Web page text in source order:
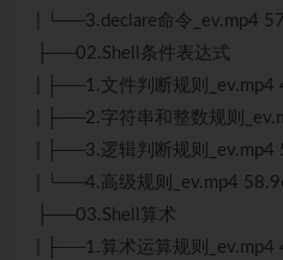
| └──3.declare命令_ev.mp4
├──02.Shell条件表达式
| ├──1.文件判断规则_ev.mp4
| ├──2.字符串和整数规则
| ├──3.逻辑判断规则_ev.mp4
| └──4.高级规则_ev.mp4
├──03.Shell算术
| ├──1.算术运算规则_ev.mp4